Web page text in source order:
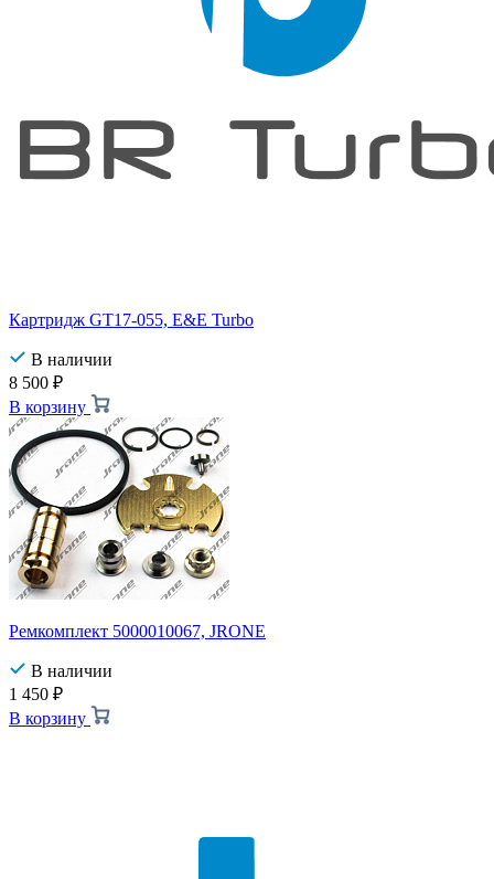
Картридж GT17-055, E&E Turbo
В наличии
8 500 ₽
В корзину
Ремкомплект 5000010067, JRONE
В наличии
1 450 ₽
В корзину